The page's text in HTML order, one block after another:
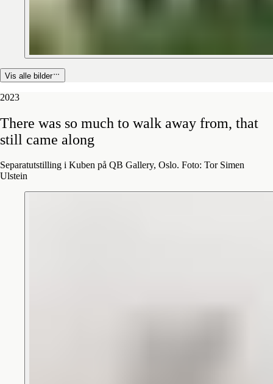
Vis alle bilder
2023
There was so much to walk away from, that
still came along
Separatutstilling i Kuben på QB Gallery, Oslo. Foto: Tor Simen
Ulstein